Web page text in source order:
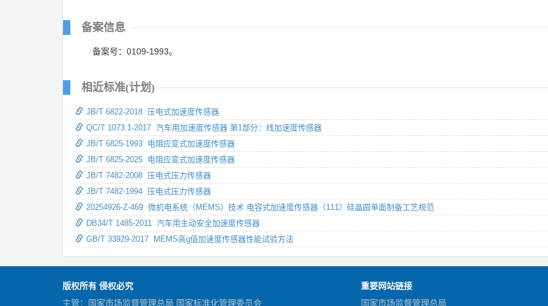
备案信息
备案号：0109-1993。
相近标准(计划)
JB/T 6822-2018 压电式加速度传感器
QC/T 1073.1-2017 汽车用加速度传感器 第1部分：线加速度传感器
JB/T 6825-1993 电阻应变式加速度传感器
JB/T 6825-2025 电阻应变式加速度传感器
JB/T 7482-2008 压电式压力传感器
JB/T 7482-1994 压电式压力传感器
20254926-Z-469 微机电系统（MEMS）技术 电容式加速度传感器（111）硅晶圆单面制备工艺规范
DB34/T 1485-2011 汽车用主动安全加速度传感器
GB/T 33929-2017 MEMS高g值加速度传感器性能试验方法
版权所有 侵权必究
主管：国家市场监督管理总局 国家标准化管理委员会
重要网站链接
国家市场监督管理总局